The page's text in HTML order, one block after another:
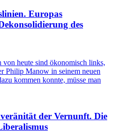
Europas
des
von heute sind ökonomisch links,
Philip Manow in seinem neuen
kommen konnte, müsse man
der Vernunft. Die